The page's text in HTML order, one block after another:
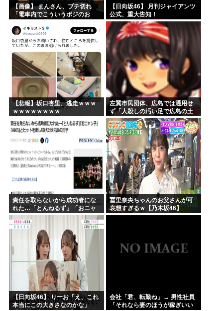
【画像】 まんさん、ブチ切れ
「電車内でこういうポジのお
【日向坂46】 月刊ジャイアンツ
公式、重大告知！
【悲報】坂口杏里、逃走ｗｗｗ
ｗｗｗｗｗｗｗｗ
左翼市民団体、広島では通用せ
ず「人殺しの汚い足で広島の土
を踏むな！」→広島県民「お前
らの方が汚いんじゃ！」「ワシ
らが広島県民じゃ」
責任を取らないから成功者にな
れた…「とんねるず」「おニャ
ン子」「AKB」とヒットを出し
続けた秋元康の哲学！！！
冨里奈央ちゃんのお父さんが可
哀想すぎるｗ【乃木坂46】
【日向坂46】 りーお「え、これ
本当にこの大きさなのかな」
会社「君、転勤ね」→ 男性社員
「それなら妻のほうが稼ぎいい